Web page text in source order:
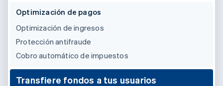
Sesiones de Stripe 2026
Descubre cómo Stripe construye la infraestructura
Mirar ahora
Optimización de pagos
Optimización de ingresos
Protección antifraude
Cobro automático de impuestos
Transfiere fondos a tus usuarios